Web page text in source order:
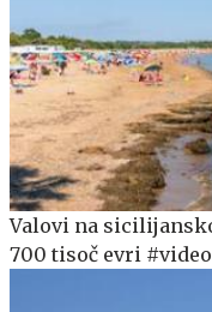
Valovi na
700 tisoč evri #video